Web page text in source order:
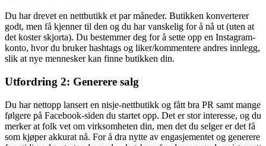
Du har drevet en nettbutikk et par måneder. Butikken konverterer
godt, men få kjenner til den og du har vanskelig for å nå ut (uten at
det koster skjorta). Du bestemmer deg for å sette opp en Instagram-
konto, hvor du bruker hashtags og liker/kommentere andres innlegg,
slik at nye mennesker kan finne butikken din.
Utfordring 2: Generere salg
Du har nettopp lansert en nisje-nettbutikk og fått bra PR samt mange
følgere på Facebook-siden du startet opp. Det er stor interesse, og du
merker at folk vet om virksomheten din, men det du selger er det få
som kjøper akkurat nå. For å dra nytte av engasjementet og generere